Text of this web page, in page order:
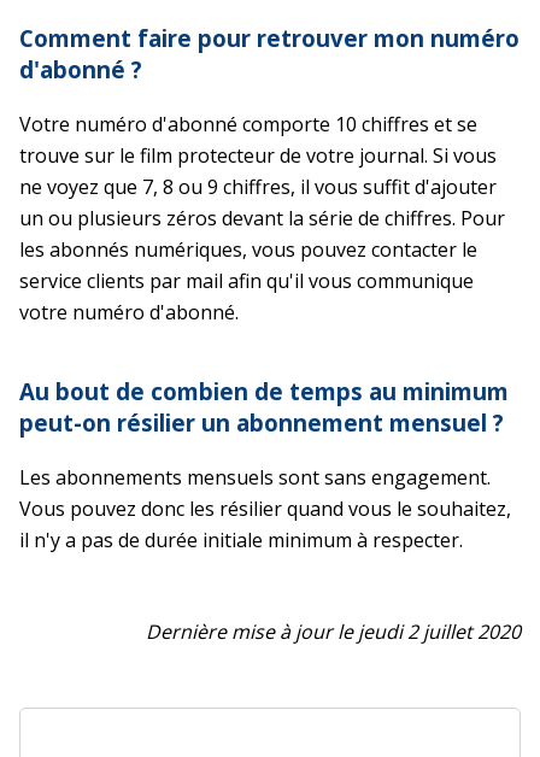
Comment faire pour retrouver mon numéro
d'abonné ?
Votre numéro d'abonné comporte 10 chiffres et se
trouve sur le film protecteur de votre journal. Si vous
ne voyez que 7, 8 ou 9 chiffres, il vous suffit d'ajouter
un ou plusieurs zéros devant la série de chiffres. Pour
les abonnés numériques, vous pouvez contacter le
service clients par mail afin qu'il vous communique
votre numéro d'abonné.
Au bout de combien de temps au minimum
peut-on résilier un abonnement mensuel ?
Les abonnements mensuels sont sans engagement.
Vous pouvez donc les résilier quand vous le souhaitez,
il n'y a pas de durée initiale minimum à respecter.
Dernière mise à jour le jeudi 2 juillet 2020